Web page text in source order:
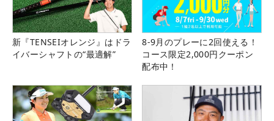
新『TENSEIオレンジ』はドラ
イバーシャフトの“最適解”
8-9月のプレーに2回使える！
コース限定2,000円クーポン
配布中！